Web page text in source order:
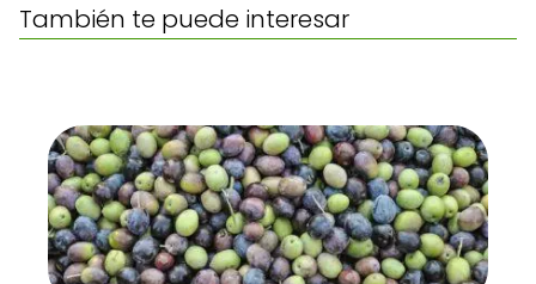
También te puede interesar